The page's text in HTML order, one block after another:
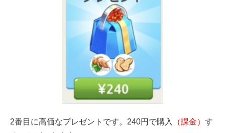
2番目に高価なプレゼントです。240円で購入 （課金） す